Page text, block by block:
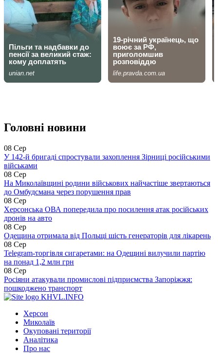
Головні новини
08 Сер
У 142-й бригаді спростували захоплення Зірниці російськими
військами
08 Сер
На Миколаївщині родини військових найчастіше звертаються
до Омбудсмана через порушення прав
08 Сер
Херсонська ОВА попередила про посилення атак російських
дронів на авто
08 Сер
Одещина отримала від Польщі шість генераторів для лікарень
08 Сер
Telegram-торгівля сигаретами: на Одещині вилучили партію
на понад 1,2 млн грн
08 Сер
Росіяни атакували промислові підприємства Запоріжжя:
пошкоджено транспорт
KHVL.INFO
Херсон
Миколаїв
Окуповані території
Аналітика
Про нас